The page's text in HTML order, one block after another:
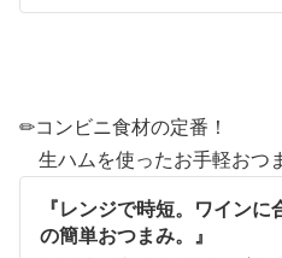
✏︎コンビニ食材の定番！
生ハムを使ったお手軽おつ
『レンジで時短。ワインに
の簡単おつまみ。』